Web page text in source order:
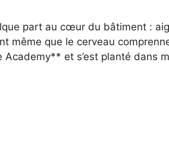
part au cœur du bâtiment :
même que le cerveau
Academy** et s’est planté dans